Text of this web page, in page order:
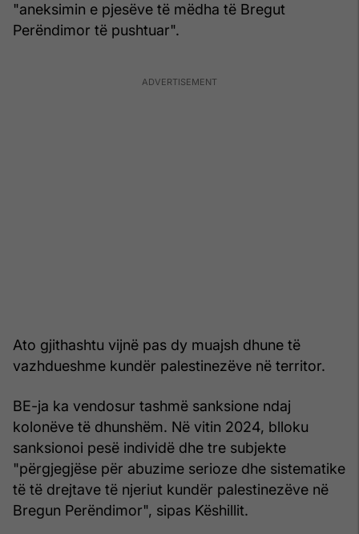
"aneksimin e pjesëve të mëdha të Bregut
Perëndimor të pushtuar".
Ato gjithashtu vijnë pas dy muajsh dhune të
vazhdueshme kundër palestinezëve në territor.
BE-ja ka vendosur tashmë sanksione ndaj
kolonëve të dhunshëm. Në vitin 2024, blloku
sanksionoi pesë individë dhe tre subjekte
"përgjegjëse për abuzime serioze dhe sistematike
të të drejtave të njeriut kundër palestinezëve në
Bregun Perëndimor", sipas Këshillit.